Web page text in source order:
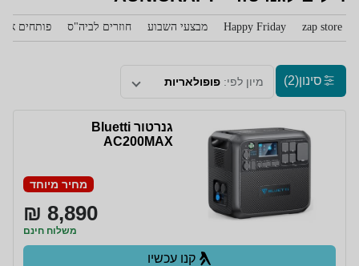
zap store
Happy Friday מבצעי השבוע חוזרים לביה"ס פותחים את
סינון(2) מיון לפי: פופולאריות
גנרטור Bluetti
AC200MAX
מחיר מיוחד
8,890 ₪
משלוח חינם
קנו עכשיו